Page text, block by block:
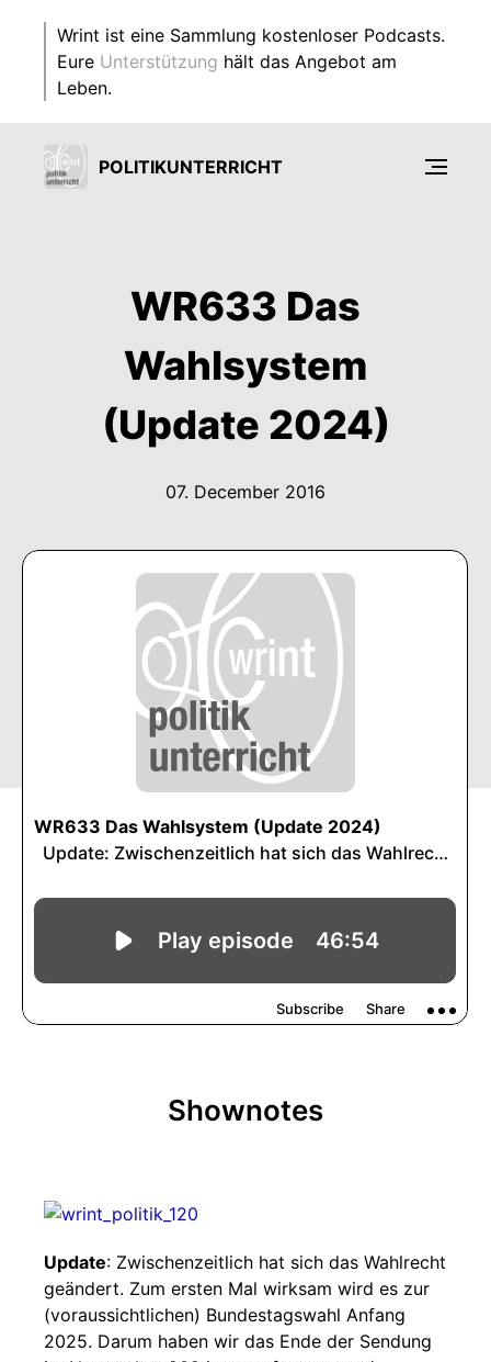
Wrint ist eine Sammlung kostenloser Podcasts.
Eure Unterstützung hält das Angebot am
Leben.
POLITIKUNTERRICHT
WR633 Das
Wahlsystem
(Update 2024)
07. December 2016
Shownotes
Update: Zwischenzeitlich hat sich das Wahlrecht
geändert. Zum ersten Mal wirksam wird es zur
(voraussichtlichen) Bundestagswahl Anfang
2025. Darum haben wir das Ende der Sendung